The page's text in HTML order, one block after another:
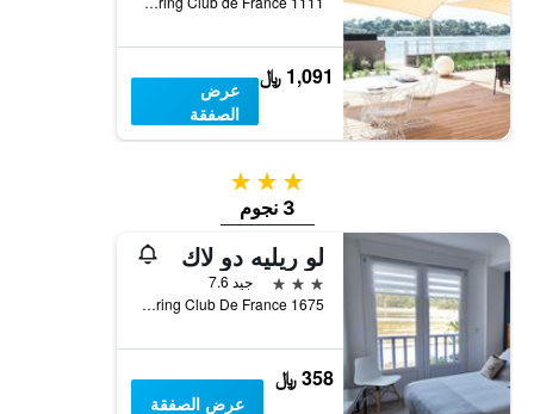
1,091 ﷼
عرض
الصفقة
3 نجوم
3 نجوم
لو ريليه دو لاك
3 نجوم
جيد 7.6
1675 Avenue Du Touring Club De France, اوسيغور, إقليم لاند, فرنسا
358 ﷼
عرض الصفقة